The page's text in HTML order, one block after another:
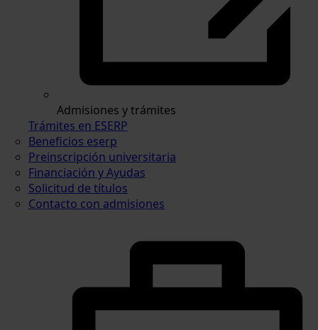
Admisiones y trámites
Trámites en ESERP
Beneficios eserp
Preinscripción universitaria
Financiación y Ayudas
Solicitud de títulos
Contacto con admisiones